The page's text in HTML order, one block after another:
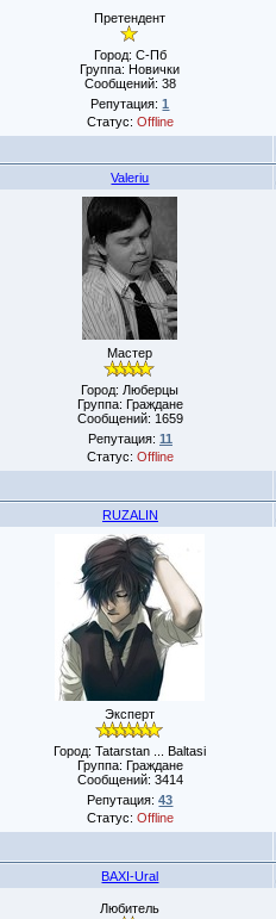
Претендент
Город: С-Пб
Группа: Новички
Сообщений: 38
Репутация:1
Статус: Offline
Valeriu
Мастер
Город: Люберцы
Группа: Граждане
Сообщений: 1659
Репутация: 11
Статус: Offline
RUZALIN
Эксперт
Город: Tatarstan ... Baltasi
Группа: Граждане
Сообщений: 3414
Репутация:43
Статус: Offline
BAXI-Ural
Любитель